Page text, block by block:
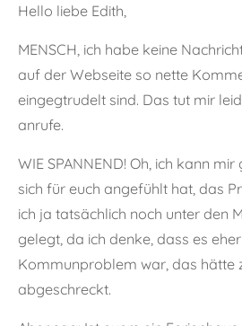
Hello liebe Edith,
MENSCH, ich habe keine
auf der Webseite so nette
eingegtrudelt sind. Das tut mir
anrufe.
WIE SPANNEND! Oh, ich kann
sich für euch angefühlt hat, das
ich ja tatsächlich noch unter den
gelegt, da ich denke, dass es
Kommunproblem war, das hätte
abgeschreckt.